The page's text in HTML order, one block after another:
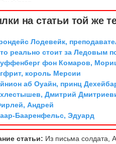
на статьи той же
Лодевейк,
реально стоит за Ледовым
фон Комаров,
король Мерсии
аб Оуайн, принц
Дмитрий
Андрей
Бааренфельс, Эдуард
статьи: Из письма солдата,